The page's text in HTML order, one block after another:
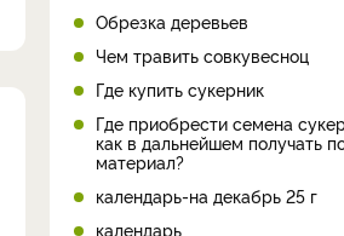
Обрезка деревьев
Чем травить совкувесноц
Где купить сукерник
Где приобрести семена
как в дальнейшем получать
материал?
календарь-на декабрь 25 г
календарь